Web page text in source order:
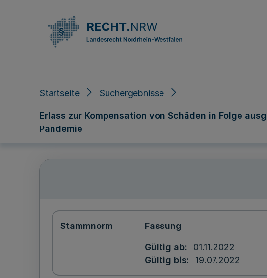
Startseite Suchergebnisse
Erlass zur Kompensation von Schäden in Folge
Pandemie
Stammnorm Fassung
Gültig ab
01.11.2022
Gültig bis
19.07.2022